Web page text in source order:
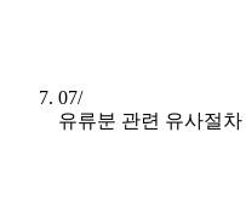
07/
유류분 관련 유사절차